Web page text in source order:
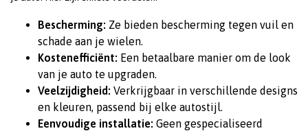
Bescherming: Ze bieden bescherming tegen vuil en
schade aan je wielen.
Kostenefficiënt: Een betaalbare manier om de look
van je auto te upgraden.
Veelzijdigheid: Verkrijgbaar in verschillende designs
en kleuren, passend bij elke autostijl.
Eenvoudige installatie: Geen gespecialiseerd